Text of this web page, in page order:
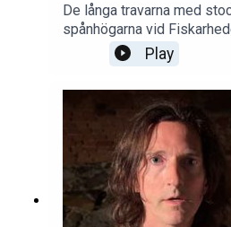
De långa travarna med
spånhögarna vid
vanlig syn för de som är
åka skidor. Magnus
född i en av de där
posten för sågen från sin
en post han nu lämnar
det är att vara en motvillig
skogsindustrin kan hjälpa
omställningen och om
leda ett hundraårigt
Vi Måste Prata med
Play